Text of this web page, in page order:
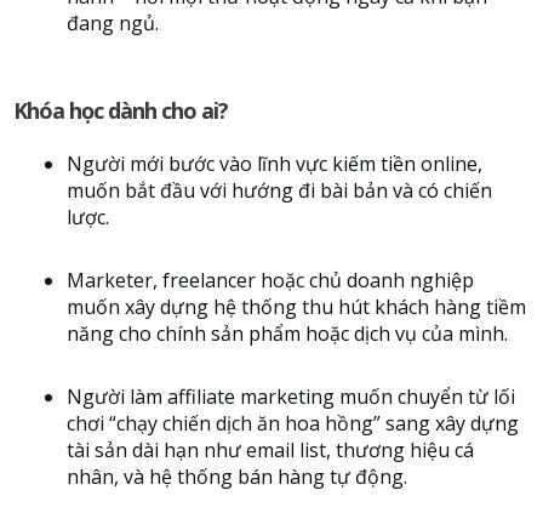
đang ngủ.
Khóa học dành cho ai?
Người mới bước vào lĩnh vực kiếm tiền online,
muốn bắt đầu với hướng đi bài bản và có chiến
lược.
Marketer, freelancer hoặc chủ doanh nghiệp
muốn xây dựng hệ thống thu hút khách hàng tiềm
năng cho chính sản phẩm hoặc dịch vụ của mình.
Người làm affiliate marketing muốn chuyển từ lối
chơi “chạy chiến dịch ăn hoa hồng” sang xây dựng
tài sản dài hạn như email list, thương hiệu cá
nhân, và hệ thống bán hàng tự động.